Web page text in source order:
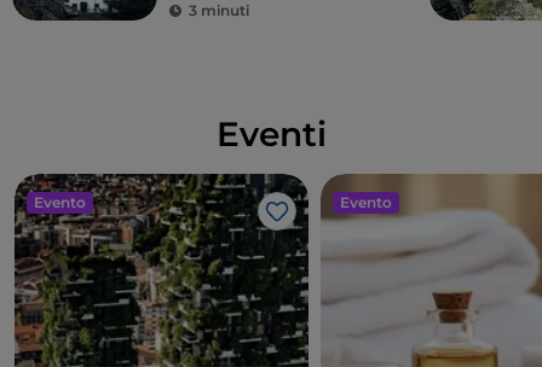
3 minuti
Eventi
Evento
Like
Evento